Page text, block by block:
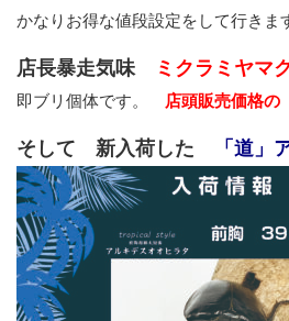
かなりお得な値段設定をして行きま
店長暴走気味 ミクラミヤマ
即ブリ個体です。 店頭販売価格
そして 新入荷した 「道」